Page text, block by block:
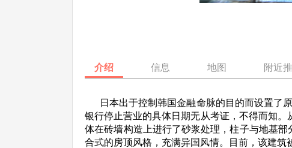
介绍 信息 地图 附近
日本出于控制韩国金融命脉的目的而设置了
银行停止营业的具体日期无从考证，不得而知
体在砖墙构造上进行了砂浆处理，柱子与地基
合式的房顶风格，充满异国风情。目前，该建筑